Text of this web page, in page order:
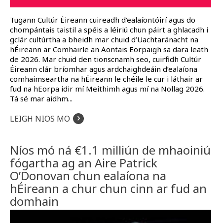
Tugann Cultúr Éireann cuireadh d’ealaíontóirí agus do
chompántais taistil a spéis a léiriú chun páirt a ghlacadh i
gclár cultúrtha a bheidh mar chuid d’Uachtaránacht na
hÉireann ar Comhairle an Aontais Eorpaigh sa dara leath
de 2026. Mar chuid den tionscnamh seo, cuirfidh Cultúr
Éireann clár bríomhar agus ardchaighdeáin d’ealaíona
comhaimseartha na hÉireann le chéile le cur i láthair ar
fud na hEorpa idir mí Meithimh agus mí na Nollag 2026.
Tá sé mar aidhm...
LEIGH NIOS MO ›
Níos mó ná €1.1 milliún de mhaoiniú
fógartha ag an Aire Patrick
O’Donovan chun ealaíona na
hÉireann a chur chun cinn ar fud an
domhain